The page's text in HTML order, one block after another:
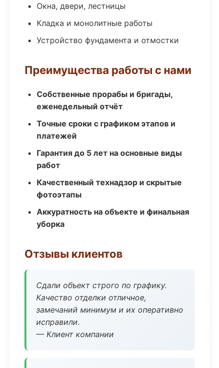
Окна, двери, лестницы
Кладка и монолитные работы
Устройство фундамента и отмостки
Преимущества работы с нами
Собственные прорабы и бригады,
еженедельный отчёт
Точные сроки с графиком этапов и
платежей
Гарантия до 5 лет на основные виды
работ
Качественный технадзор и скрытые
фотоэтапы
Аккуратность на объекте и финальная
уборка
Отзывы клиентов
Сдали объект строго по графику.
Качество отделки отличное,
замечаний минимум и их оперативно
исправили.
— Клиент компании